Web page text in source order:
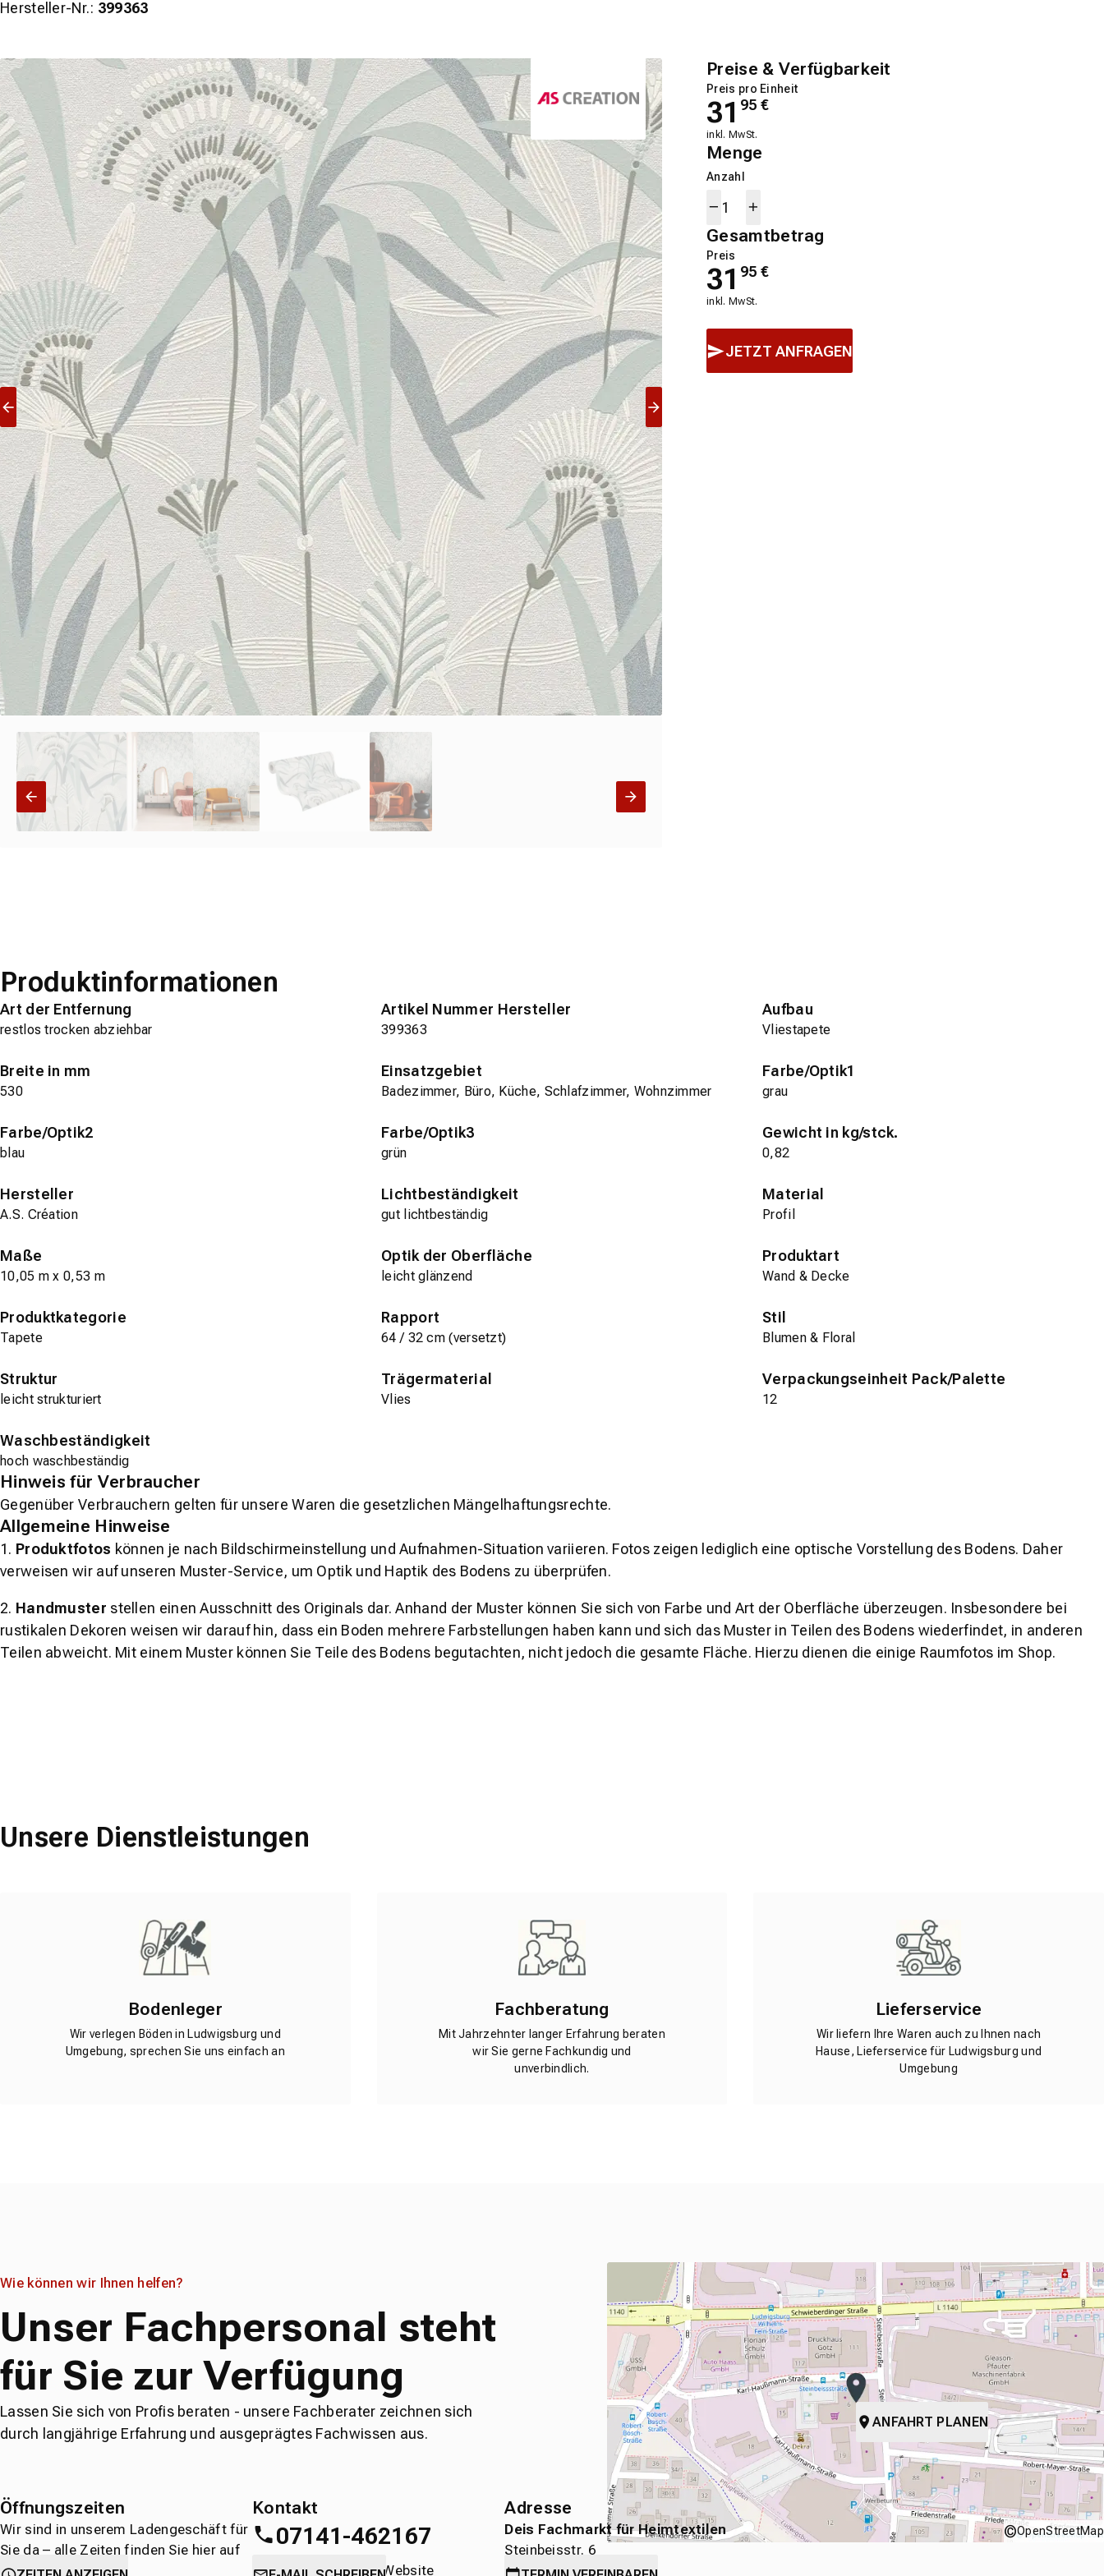
Hersteller-Nr.: 399363
Preise & Verfügbarkeit
Preis pro Einheit
31 95 €
inkl. MwSt.
Menge
Anzahl
Gesamtbetrag
Preis
31 95 €
inkl. MwSt.
JETZT ANFRAGEN
Produktinformationen
Art der Entfernung
restlos trocken abziehbar
Artikel Nummer Hersteller
399363
Aufbau
Vliestapete
Breite in mm
530
Einsatzgebiet
Badezimmer, Büro, Küche, Schlafzimmer, Wohnzimmer
Farbe/Optik1
grau
Farbe/Optik2
blau
Farbe/Optik3
grün
Gewicht in kg/stck.
0,82
Hersteller
A.S. Création
Lichtbeständigkeit
gut lichtbeständig
Material
Profil
Maße
10,05 m x 0,53 m
Optik der Oberfläche
leicht glänzend
Produktart
Wand & Decke
Produktkategorie
Tapete
Rapport
64 / 32 cm (versetzt)
Stil
Blumen & Floral
Struktur
leicht strukturiert
Trägermaterial
Vlies
Verpackungseinheit Pack/Palette
12
Waschbeständigkeit
hoch waschbeständig
Hinweis für Verbraucher
Gegenüber Verbrauchern gelten für unsere Waren die gesetzlichen Mängelhaftungsrechte.
Allgemeine Hinweise
1. Produktfotos können je nach Bildschirmeinstellung und Aufnahmen-Situation variieren. Fotos zeigen lediglich eine optische Vorstellung des Bodens. Daher
verweisen wir auf unseren Muster-Service, um Optik und Haptik des Bodens zu überprüfen.
2. Handmuster stellen einen Ausschnitt des Originals dar. Anhand der Muster können Sie sich von Farbe und Art der Oberfläche überzeugen. Insbesondere bei
rustikalen Dekoren weisen wir darauf hin, dass ein Boden mehrere Farbstellungen haben kann und sich das Muster in Teilen des Bodens wiederfindet, in anderen
Teilen abweicht. Mit einem Muster können Sie Teile des Bodens begutachten, nicht jedoch die gesamte Fläche. Hierzu dienen die einige Raumfotos im Shop.
Unsere Dienstleistungen
Bodenleger
Wir verlegen Böden in Ludwigsburg und
Umgebung, sprechen Sie uns einfach an
Fachberatung
Mit Jahrzehnter langer Erfahrung beraten
wir Sie gerne Fachkundig und
unverbindlich.
Lieferservice
Wir liefern Ihre Waren auch zu Ihnen nach
Hause, Lieferservice für Ludwigsburg und
Umgebung
Wie können wir Ihnen helfen?
Unser Fachpersonal steht
für Sie zur Verfügung
Lassen Sie sich von Profis beraten - unsere Fachberater zeichnen sich
durch langjährige Erfahrung und ausgeprägtes Fachwissen aus.
Öffnungszeiten
Wir sind in unserem Ladengeschäft für
Sie da – alle Zeiten finden Sie hier auf
einen Blick.
Kontakt
07141-462167
oderdirekt über die Website
Adresse
Deis Fachmarkt für Heimtextilen
Steinbeisstr. 6
71636 Ludwigsburg
ANFAHRT PLANEN
©OpenStreetMap